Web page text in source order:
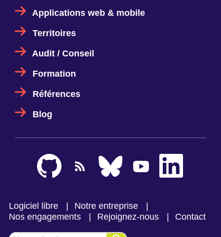
Applications web & mobile
Territoires
Audit / Conseil
Formation
Références
Blog
Logiciel libre
Notre entreprise
Nos engagements
Rejoignez-nous Contact